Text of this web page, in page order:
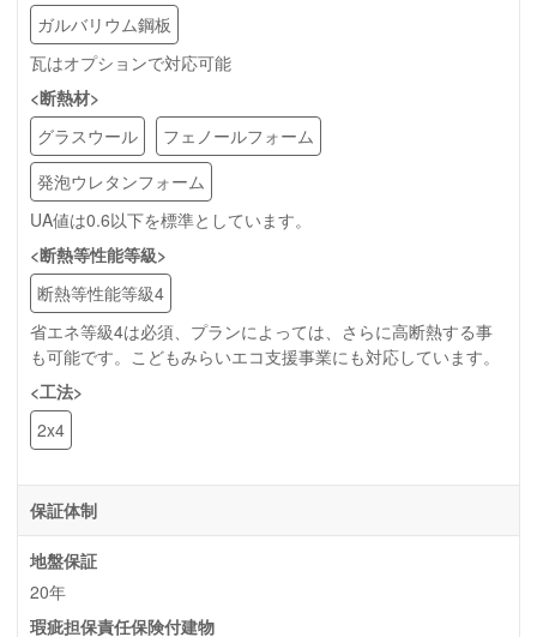
ガルバリウム鋼板
瓦はオプションで対応可能
<断熱材>
グラスウール
フェノールフォーム
発泡ウレタンフォーム
UA値は0.6以下を標準としています。
<断熱等性能等級>
断熱等性能等級4
省エネ等級4は必須、プランによっては、さらに高断熱する事
も可能です。こどもみらいエコ支援事業にも対応しています。
<工法>
2x4
保証体制
地盤保証
20年
瑕疵担保責任保険付建物